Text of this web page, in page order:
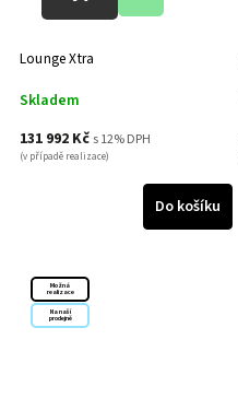
Lounge Xtra
Skladem
131 992 Kč s 12% DPH
(v případě realizace)
Do košíku
Možná
realizace
Na naší
prodejně